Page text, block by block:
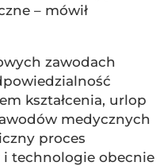
– mówił
zawodach
kształcenia, urlop
medycznych
proces
i technologie obecnie